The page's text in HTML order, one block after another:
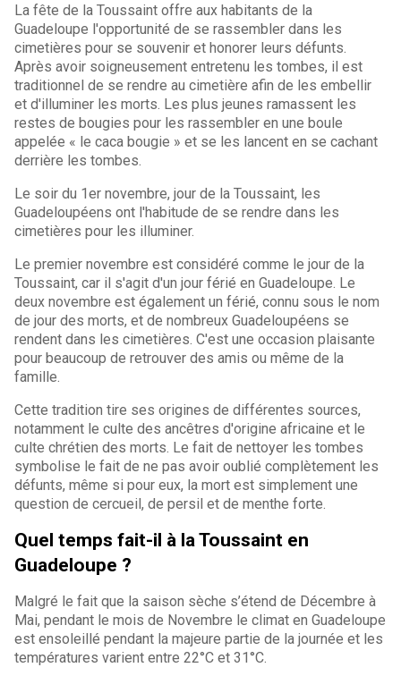
La fête de la Toussaint offre aux habitants de la
Guadeloupe l'opportunité de se rassembler dans les
cimetières pour se souvenir et honorer leurs défunts.
Après avoir soigneusement entretenu les tombes, il est
traditionnel de se rendre au cimetière afin de les embellir
et d'illuminer les morts. Les plus jeunes ramassent les
restes de bougies pour les rassembler en une boule
appelée « le caca bougie » et se les lancent en se cachant
derrière les tombes.
Le soir du 1er novembre, jour de la Toussaint, les
Guadeloupéens ont l'habitude de se rendre dans les
cimetières pour les illuminer.
Le premier novembre est considéré comme le jour de la
Toussaint, car il s'agit d'un jour férié en Guadeloupe. Le
deux novembre est également un férié, connu sous le nom
de jour des morts, et de nombreux Guadeloupéens se
rendent dans les cimetières. C'est une occasion plaisante
pour beaucoup de retrouver des amis ou même de la
famille.
Cette tradition tire ses origines de différentes sources,
notamment le culte des ancêtres d'origine africaine et le
culte chrétien des morts. Le fait de nettoyer les tombes
symbolise le fait de ne pas avoir oublié complètement les
défunts, même si pour eux, la mort est simplement une
question de cercueil, de persil et de menthe forte.
Quel temps fait-il à la Toussaint en
Guadeloupe ?
Malgré le fait que la saison sèche s’étend de Décembre à
Mai, pendant le mois de Novembre le climat en Guadeloupe
est ensoleillé pendant la majeure partie de la journée et les
températures varient entre 22°C et 31°C.